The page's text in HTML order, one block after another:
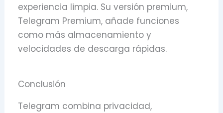
experiencia limpia. Su versión premium,
Telegram Premium, añade funciones
como más almacenamiento y
velocidades de descarga rápidas.
Conclusión
Telegram combina privacidad,